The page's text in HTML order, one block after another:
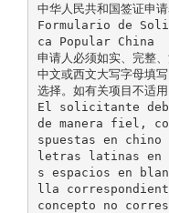
中华人民共和国签证申
Formulario de
ca Popular China
申请人必须如实、完整
中文或西文大写字母填
选择。如有关项目不适用
El solicitante
de manera fiel,
spuestas en chino
letras latinas en
s espacios en
lla
concepto no